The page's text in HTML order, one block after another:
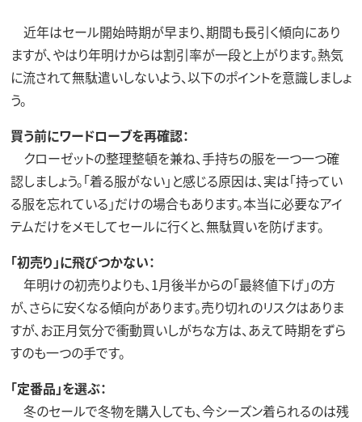
近年はセール開始時期が早まり、期間も長引く傾向にあり
ますが、やはり年明けからは割引率が一段と上がります。熱気
に流されて無駄遣いしないよう、以下のポイントを意識しましょ
う。
買う前にワードローブを再確認：
クローゼットの整理整頓を兼ね、手持ちの服を一つ一つ確
認しましょう。「着る服がない」と感じる原因は、実は「持ってい
る服を忘れている」だけの場合もあります。本当に必要なアイ
テムだけをメモしてセールに行くと、無駄買いを防げます。
「初売り」に飛びつかない：
年明けの初売りよりも、1月後半からの「最終値下げ」の方
が、さらに安くなる傾向があります。売り切れのリスクはありま
すが、お正月気分で衝動買いしがちな方は、あえて時期をずら
すのも一つの手です。
「定番品」を選ぶ：
冬のセールで冬物を購入しても、今シーズン着られるのは残